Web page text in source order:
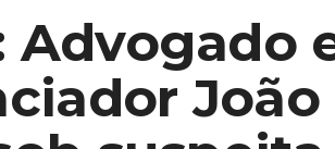
Advogado
João